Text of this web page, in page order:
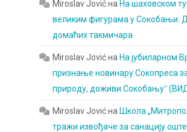
Miroslav JovićнаНа шаховском
великим фигурама у Сокобањи:
домаћих такмичара
Miroslav JovićнаНа јубиларном
признање новинару Сокопреса
природу, доживи Сокобањуˮ
Miroslav JovićнаШкола
тражи извођаче за санацију